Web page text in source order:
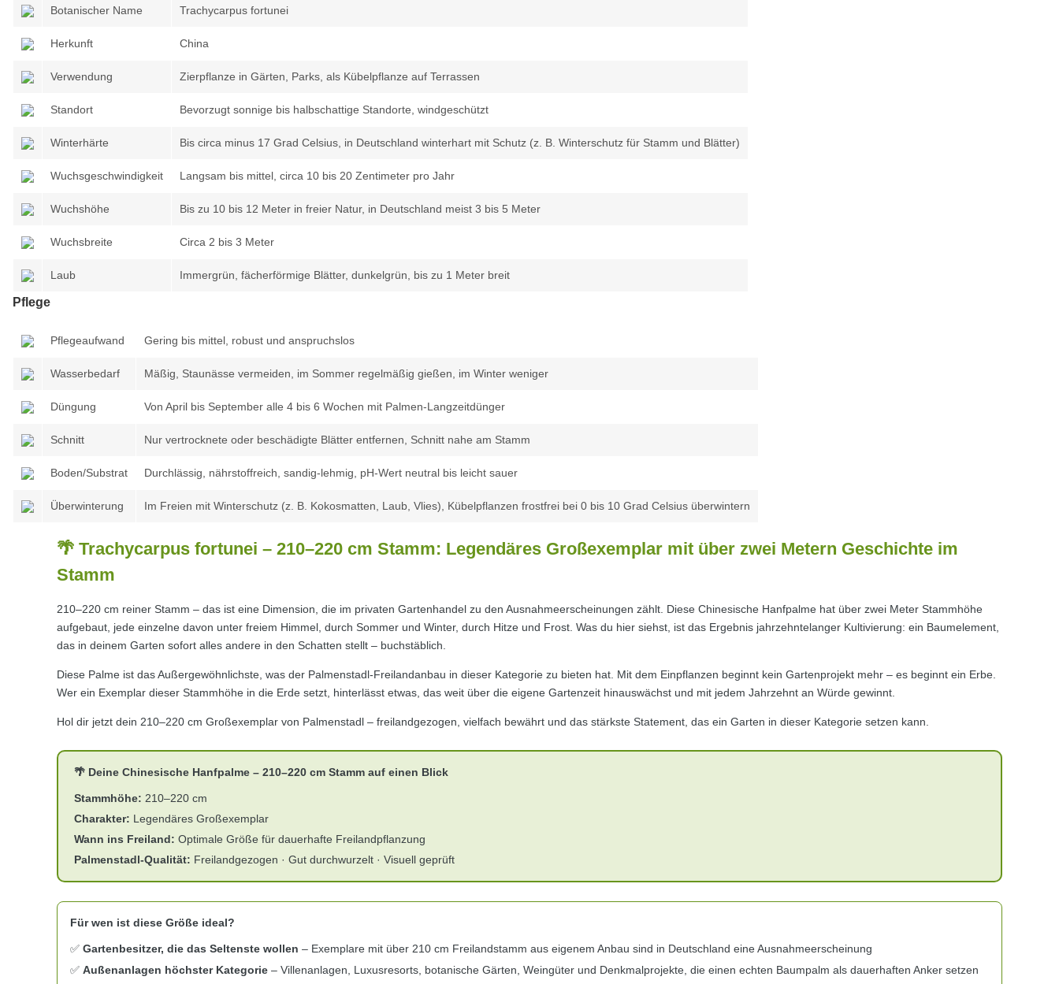
Botanischer Name Trachycarpus fortunei
Herkunft China
Verwendung Zierpflanze in Gärten, Parks, als Kübelpflanze auf Terrassen
Standort Bevorzugt sonnige bis halbschattige Standorte, windgeschützt
Winterhärte Bis circa minus 17 Grad Celsius, in Deutschland winterhart mit Schutz (z. B. Winterschutz für Stamm und Blätter)
Wuchsgeschwindigkeit Langsam bis mittel, circa 10 bis 20 Zentimeter pro Jahr
Wuchshöhe Bis zu 10 bis 12 Meter in freier Natur, in Deutschland meist 3 bis 5 Meter
Wuchsbreite Circa 2 bis 3 Meter
Laub Immergrün, fächerförmige Blätter, dunkelgrün, bis zu 1 Meter breit
Pflege
Pflegeaufwand Gering bis mittel, robust und anspruchslos
Wasserbedarf Mäßig, Staunässe vermeiden, im Sommer regelmäßig gießen, im Winter weniger
Düngung Von April bis September alle 4 bis 6 Wochen mit Palmen-Langzeitdünger
Schnitt Nur vertrocknete oder beschädigte Blätter entfernen, Schnitt nahe am Stamm
Boden/Substrat Durchlässig, nährstoffreich, sandig-lehmig, pH-Wert neutral bis leicht sauer
Überwinterung Im Freien mit Winterschutz (z. B. Kokosmatten, Laub, Vlies), Kübelpflanzen frostfrei bei 0 bis 10 Grad Celsius überwintern
🌴 Trachycarpus fortunei – 210–220 cm Stamm: Legendäres Großexemplar mit über zwei Metern Geschichte im
Stamm
210–220 cm reiner Stamm – das ist eine Dimension, die im privaten Gartenhandel zu den Ausnahmeerscheinungen zählt. Diese Chinesische Hanfpalme hat über zwei Meter Stammhöhe
aufgebaut, jede einzelne davon unter freiem Himmel, durch Sommer und Winter, durch Hitze und Frost. Was du hier siehst, ist das Ergebnis jahrzehntelanger Kultivierung: ein Baumelement,
das in deinem Garten sofort alles andere in den Schatten stellt – buchstäblich.
Diese Palme ist das Außergewöhnlichste, was der Palmenstadl-Freilandanbau in dieser Kategorie zu bieten hat. Mit dem Einpflanzen beginnt kein Gartenprojekt mehr – es beginnt ein Erbe.
Wer ein Exemplar dieser Stammhöhe in die Erde setzt, hinterlässt etwas, das weit über die eigene Gartenzeit hinauswächst und mit jedem Jahrzehnt an Würde gewinnt.
Hol dir jetzt dein 210–220 cm Großexemplar von Palmenstadl – freilandgezogen, vielfach bewährt und das stärkste Statement, das ein Garten in dieser Kategorie setzen kann.
🌴 Deine Chinesische Hanfpalme – 210–220 cm Stamm auf einen Blick
Stammhöhe: 210–220 cm
Charakter: Legendäres Großexemplar
Wann ins Freiland: Optimale Größe für dauerhafte Freilandpflanzung
Palmenstadl-Qualität: Freilandgezogen · Gut durchwurzelt · Visuell geprüft
Für wen ist diese Größe ideal?
✅ Gartenbesitzer, die das Seltenste wollen – Exemplare mit über 210 cm Freilandstamm aus eigenem Anbau sind in Deutschland eine Ausnahmeerscheinung
✅ Außenanlagen höchster Kategorie – Villenanlagen, Luxusresorts, botanische Gärten, Weingüter und Denkmalprojekte, die einen echten Baumpalm als dauerhaften Anker setzen